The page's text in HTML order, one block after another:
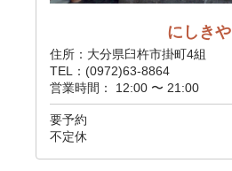
にしきや
住所：大分県臼杵市掛町4組
TEL：(0972)63-8864
営業時間： 12:00 〜 21:00
要予約
不定休